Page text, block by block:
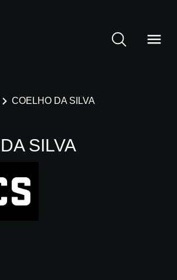
COELHO DA SILVA
SILVA